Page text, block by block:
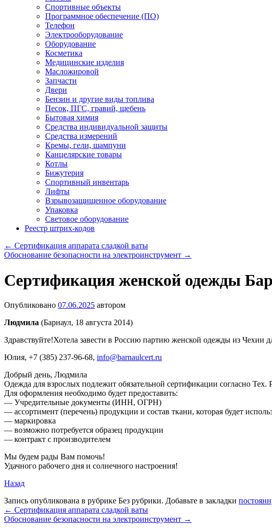
Спортивные объекты
Программное обеспечение (ПО)
Телефон
Электрооборудование
Оборудование
Косметика
Медицинские изделия
Масложировой
Запчасти
Двери
Бензин и другие виды топлива
Песок, ПГС, гравий, щебень
Бытовая химия
Средства индивидуальной защиты
Средства измерений
Кремы, гели, шампуни
Канцелярские товары
Котлы
Бижутерия
Спортивный инвентарь
Лифты
Взрывозащищенное оборудование
Упаковка
Световое оборудование
Реестр штрих-кодов
← Сертификация аппарата сладкой ваты
Обоснование безопасности на электроинструмент →
Сертификация женской одежды
Опубликовано 07.06.2025 автором
Людмила (Барнаул, 18 августа 2014)
Здравствуйте!Хотела завести в Россию партию женской одежды из Чехии
Юлия, +7 (385) 237-96-68, info@barnaulcert.ru
Добрый день, Людмила
Одежда для взрослых подлежит обязательной сертификации согласно
Для оформления необходимо будет предоставить:
— Учредительные документы (ИНН, ОГРН)
— ассортимент (перечень) продукции и состав ткани, которая будет
— маркировка
— возможно потребуется образец продукции
— контракт с производителем
Мы будем рады Вам помочь!
Удачного рабочего дня и солнечного настроения!
Назад
Запись опубликована в рубрике Без рубрики. Добавьте в закладки
← Сертификация аппарата сладкой ваты
Обоснование безопасности на электроинструмент →